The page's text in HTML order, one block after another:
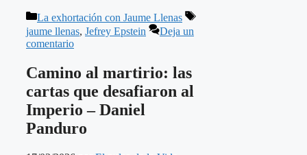
Categorías
La exhortación con Jaume Llenas
Etiquetas
jaume llenas, Jefrey Epstein
Deja un
comentario
Camino al martirio: las
cartas que desafiaron al
Imperio – Daniel
Panduro